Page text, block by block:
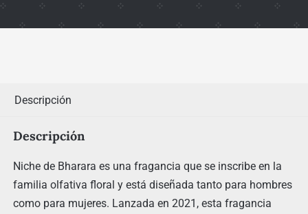
Descripción
Descripción
Niche de Bharara es una fragancia que se inscribe en la
familia olfativa floral y está diseñada tanto para hombres
como para mujeres. Lanzada en 2021, esta fragancia